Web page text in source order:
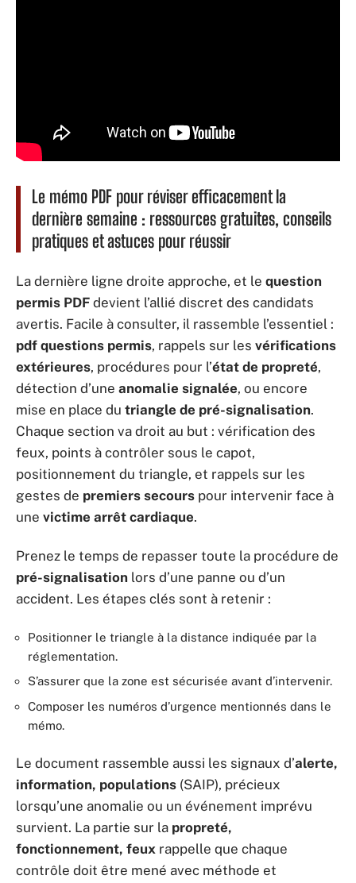
Le mémo PDF pour réviser efficacement la
dernière semaine : ressources gratuites, conseils
pratiques et astuces pour réussir
La dernière ligne droite approche, et le question
permis PDF devient l’allié discret des candidats
avertis. Facile à consulter, il rassemble l’essentiel :
pdf questions permis, rappels sur les vérifications
extérieures, procédures pour l’état de propreté,
détection d’une anomalie signalée, ou encore
mise en place du triangle de pré-signalisation.
Chaque section va droit au but : vérification des
feux, points à contrôler sous le capot,
positionnement du triangle, et rappels sur les
gestes de premiers secours pour intervenir face à
une victime arrêt cardiaque.
Prenez le temps de repasser toute la procédure de
pré-signalisation lors d’une panne ou d’un
accident. Les étapes clés sont à retenir :
Positionner le triangle à la distance indiquée par la
réglementation.
S’assurer que la zone est sécurisée avant d’intervenir.
Composer les numéros d’urgence mentionnés dans le
mémo.
Le document rassemble aussi les signaux d’alerte,
information, populations (SAIP), précieux
lorsqu’une anomalie ou un événement imprévu
survient. La partie sur la propreté,
fonctionnement, feux rappelle que chaque
contrôle doit être mené avec méthode et